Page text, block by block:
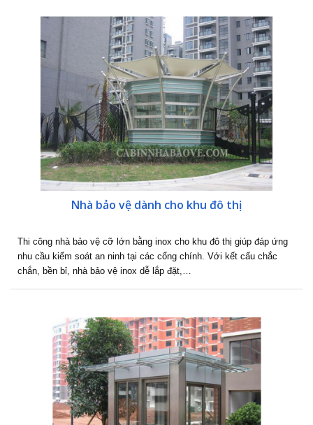
Nhà bảo vệ dành cho khu đô thị
Thi công nhà bảo vệ cỡ lớn bằng inox cho khu đô thị giúp đáp ứng
nhu cầu kiểm soát an ninh tại các cổng chính. Với kết cấu chắc
chắn, bền bỉ, nhà bảo vệ inox dễ lắp đặt,…